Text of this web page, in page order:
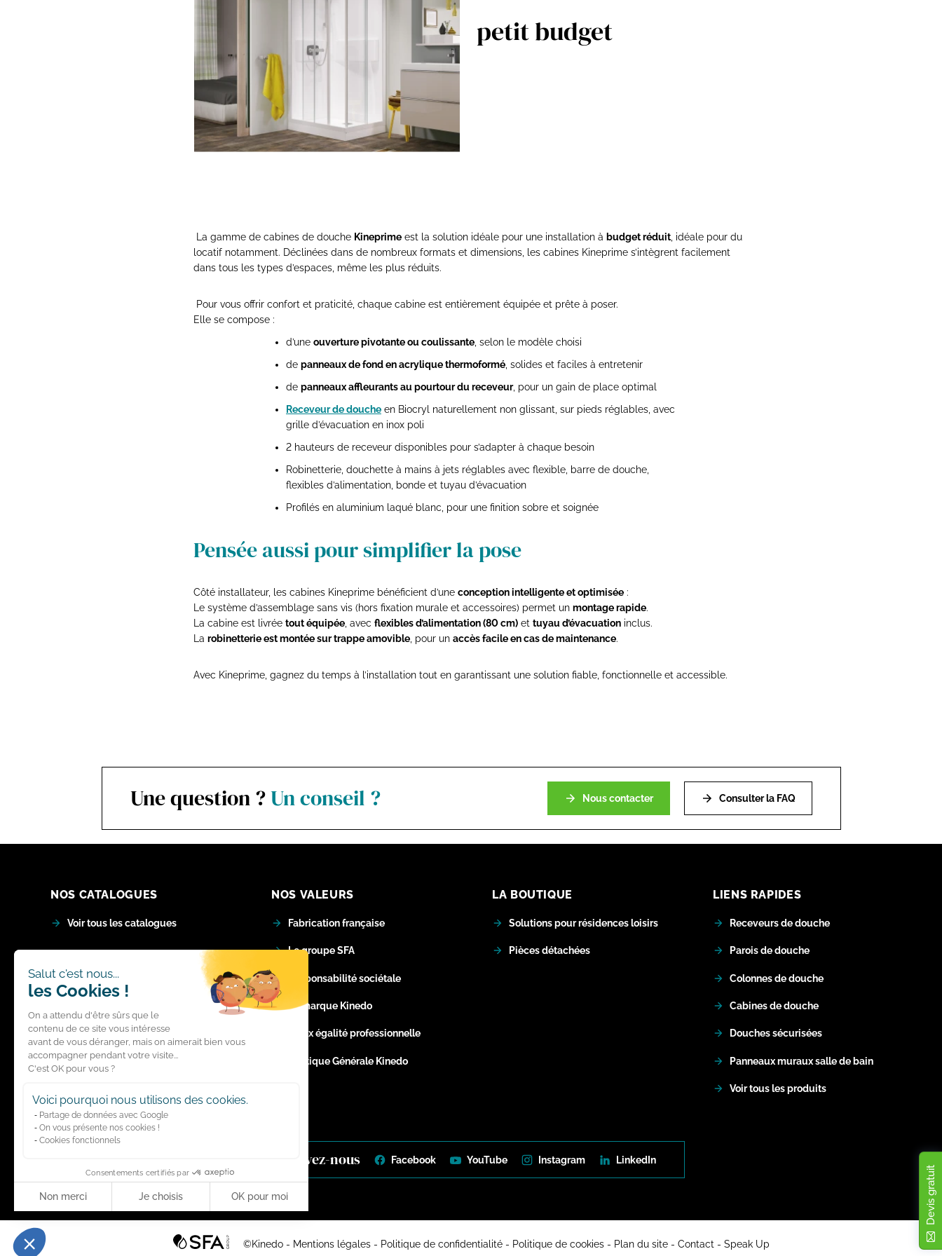
Salut c'est nous...
les Cookies !
On a attendu d'être sûrs que le
contenu de ce site vous intéresse
avant de vous déranger, mais on aimerait bien vous
accompagner pendant votre visite...
C'est OK pour vous ?
Voici pourquoi nous utilisons des cookies.
Partage de données avec Google
On vous présente nos cookies !
Cookies fonctionnels
Consentements certifiés par
Non merci Je choisis
OK pour moi
Axeptio consent
Plateforme de Gestion du Consentement : Personnalisez vos Options
Notre plateforme vous permet d'adapter et de gérer vos paramètres de confidentialité, en garantissant la conformité avec les réglementations. Personnalisez vos préférences pour contrôler la manière dont
petit budget
La gamme de cabines de douche Kineprime est la solution idéale pour une installation à budget réduit , idéale pour du
locatif notamment. Déclinées dans de nombreux formats et dimensions, les cabines Kineprime s’intègrent facilement
dans tous les types d’espaces, même les plus réduits.
Pour vous offrir confort et praticité, chaque cabine est entièrement équipée et prête à poser.
Elle se compose :
d’une ouverture pivotante ou coulissante , selon le modèle choisi
de panneaux de fond en acrylique thermoformé , solides et faciles à entretenir
de panneaux affleurants au pourtour du receveur, pour un gain de place optimal
Receveur de douche en Biocryl naturellement non glissant, sur pieds réglables, avec
grille d’évacuation en inox poli
2 hauteurs de receveur disponibles pour s’adapter à chaque besoin
Robinetterie, douchette à mains à jets réglables avec flexible, barre de douche,
flexibles d’alimentation, bonde et tuyau d’évacuation
Profilés en aluminium laqué blanc, pour une finition sobre et soignée
Pensée aussi pour simplifier la pose
Côté installateur, les cabines Kineprime bénéficient d’une conception intelligente et optimisée :
Le système d’assemblage sans vis (hors fixation murale et accessoires) permet un montage rapide.
La cabine est livrée tout équipée , avec flexibles d’alimentation (80 cm) et tuyau d’évacuation inclus.
La robinetterie est montée sur trappe amovible , pour un accès facile en cas de maintenance.
Avec Kineprime, gagnez du temps à l’installation tout en garantissant une solution fiable, fonctionnelle et accessible.
Une question ?Un conseil ? Nous contacter Consulter la FAQ
NOS CATALOGUES
Voir tous les catalogues
Voir tous les articles "S'inspirer"
Voir tous les articles "Bien choisir"
NOS VALEURS
Fabrication française
Le groupe SFA
Responsabilité sociétale
La marque Kinedo
Index égalité professionnelle
Politique Générale Kinedo
LA BOUTIQUE
Solutions pour résidences loisirs
Pièces détachées
LIENS RAPIDES
Receveurs de douche
Parois de douche
Colonnes de douche
Cabines de douche
Douches sécurisées
Panneaux muraux salle de bain
Voir tous les produits
Suivez-nous Facebook YouTube Instagram LinkedIn
SFA Group
©Kinedo Mentions légales Politique de confidentialité Politique de cookies Plan du site Contact Speak Up
Devis gratuit